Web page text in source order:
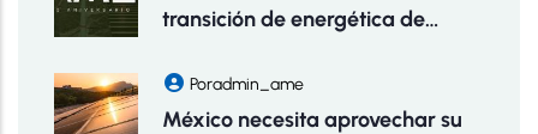
Energética
transición de energética de
PorAdmin_ame
México necesita aprovechar su